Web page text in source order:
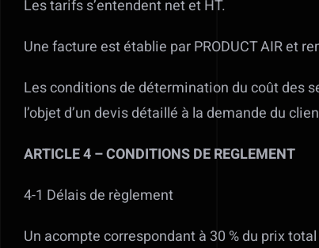
Les tarifs s’entendent net et HT.
Une facture est établie par PRODUCT AIR et
Les conditions de détermination du coût des
l’objet d’un devis détaillé à la demande du
ARTICLE 4 – CONDITIONS DE REGLEMENT
4-1 Délais de règlement
Un acompte correspondant à 30 % du prix